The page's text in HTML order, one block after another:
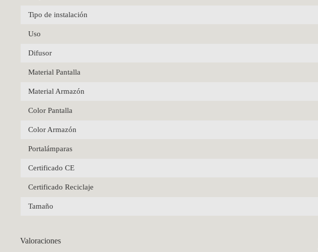
Tipo de instalación
Uso
Difusor
Material Pantalla
Material Armazón
Color Pantalla
Color Armazón
Portalámparas
Certificado CE
Certificado Reciclaje
Tamaño
Valoraciones